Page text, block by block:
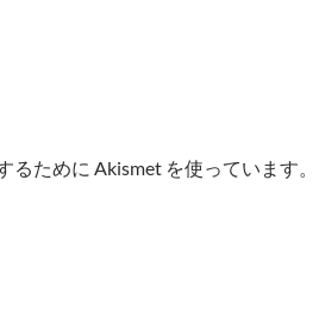
ために Akismet を使っています。